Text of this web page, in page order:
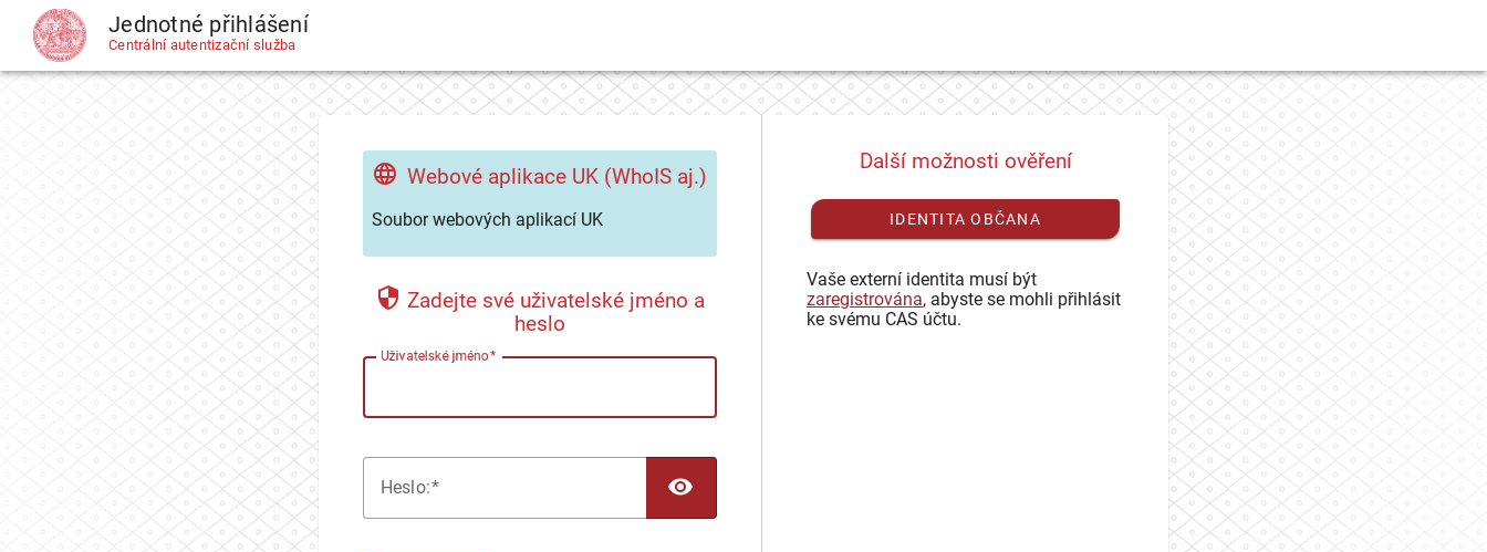
CAS Jednotné přihlášení
Centrální autentizační služba
Webové aplikace UK (WhoIS aj.)
Soubor webových aplikací UK
Zadejte své uživatelské jméno a
heslo
Uživatelské jméno
Heslo:
Další možnosti ověření
IDENTITA OBČANA
Vaše externí identita musí být
zaregistrována, abyste se mohli přihlásit
ke svému CAS účtu.